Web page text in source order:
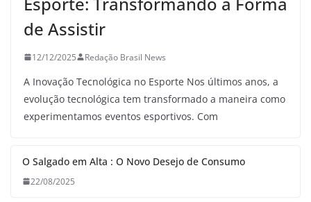
de Assistir
12/12/2025 Redação Brasil News
A Inovação Tecnológica no Esporte Nos últimos anos, a
evolução tecnológica tem transformado a maneira como
experimentamos eventos esportivos. Com
O Salgado em Alta : O Novo Desejo de Consumo
22/08/2025